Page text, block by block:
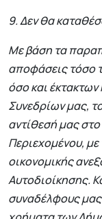
9. Δεν θα
Με βάση τα
αποφάσεις τόσο
όσο και έκτακτων
Συνεδρίων μας,
αντίθεσή μας
Περιεχομένου,
οικονομικής
Αυτοδιοίκησης.
συναδέλφους